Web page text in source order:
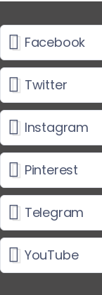
Facebook
Twitter
Instagram
Pinterest
Telegram
YouTube